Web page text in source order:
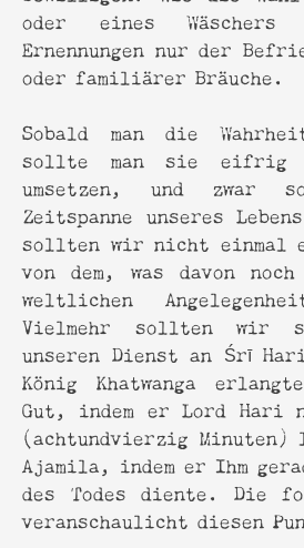
oder eines Wäschers
Ernennungen nur der
oder familiärer Bräuche.
Sobald man die
sollte man sie eifrig
umsetzen, und zwar
Zeitspanne unseres
sollten wir nicht einmal
von dem, was davon
weltlichen
Vielmehr sollten wir
unseren Dienst an Śrī
König Khatwanga
Gut, indem er Lord Hari
(achtundvierzig Minuten)
Ajamila, indem er Ihm
des Todes diente. Die
veranschaulicht diesen